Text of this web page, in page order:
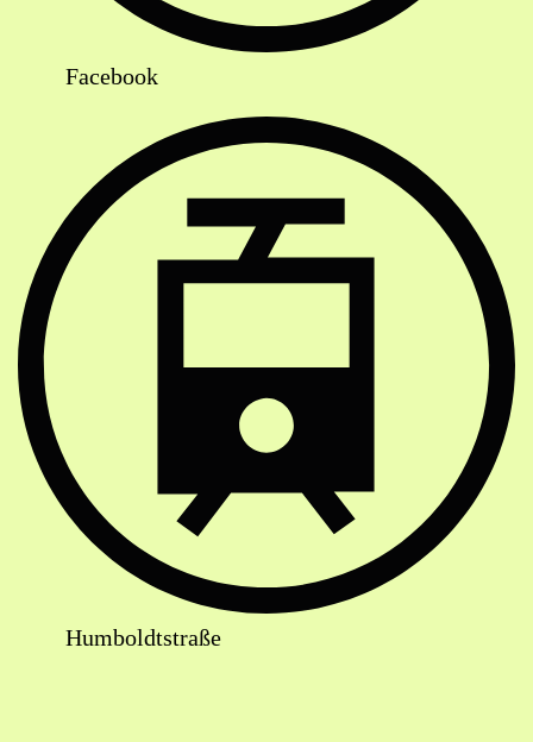
Facebook
Strassenbahn Haltestelle
Humboldtstraße